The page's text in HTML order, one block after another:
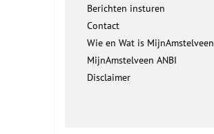
Berichten insturen
Contact
Wie en Wat is MijnAmstelveen
MijnAmstelveen ANBI
Disclaimer